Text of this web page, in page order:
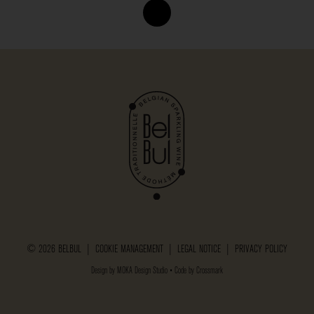
© 2026 BELBUL | COOKIE MANAGEMENT LEGAL NOTICE PRIVACY POLICY
Design by MOKA Design Studio • Code by Crossmark